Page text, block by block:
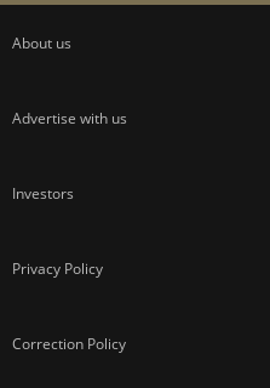
About us
Advertise with us
Investors
Privacy Policy
Correction Policy